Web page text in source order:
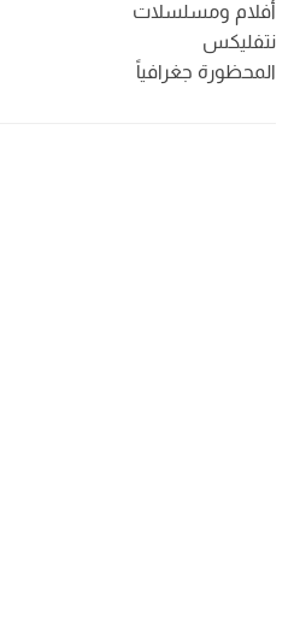
أفلام ومسلسلات
نتفليكس
المحظورة جغرافياً